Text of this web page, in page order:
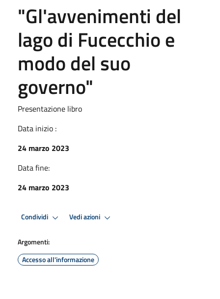
"Gl'avvenimenti del
lago di Fucecchio e
modo del suo
governo"
Presentazione libro
Data inizio :
24 marzo 2023
Data fine:
24 marzo 2023
Condividi Vedi azioni
Argomenti:
Accesso all'informazione